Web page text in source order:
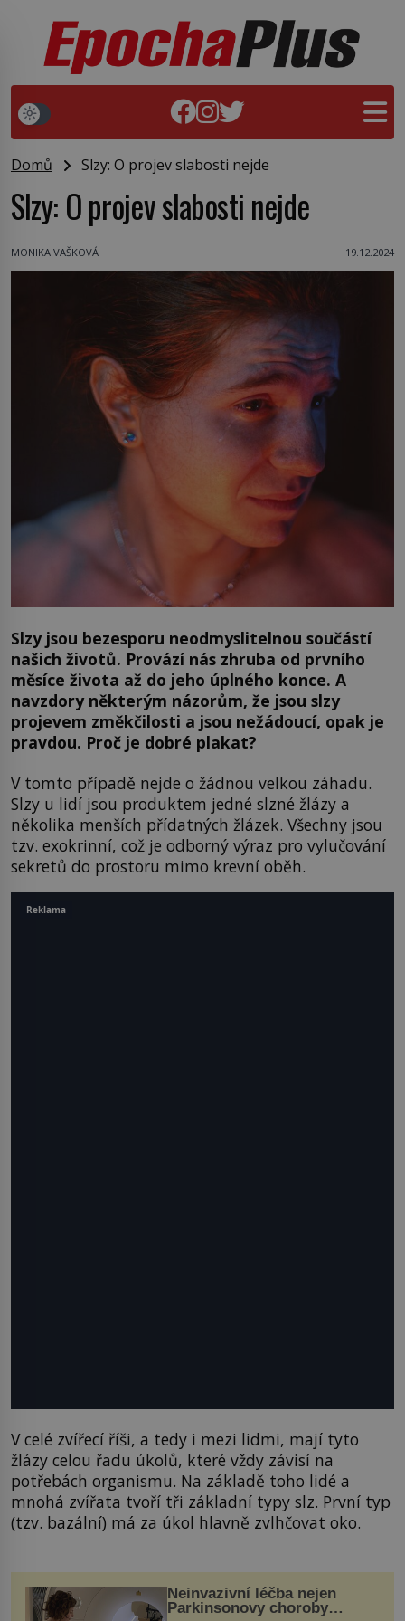
Domů Slzy: O projev slabosti nejde
Slzy: O projev slabosti nejde
MONIKA VAŠKOVÁ 19.12.2024
Slzy jsou bezesporu neodmyslitelnou součástí
našich životů. Provází nás zhruba od prvního
měsíce života až do jeho úplného konce. A
navzdory některým názorům, že jsou slzy
projevem změkčilosti a jsou nežádoucí, opak je
pravdou. Proč je dobré plakat?
V tomto případě nejde o žádnou velkou záhadu.
Slzy u lidí jsou produktem jedné slzné žlázy a
několika menších přídatných žlázek. Všechny jsou
tzv. exokrinní, což je odborný výraz pro vylučování
sekretů do prostoru mimo krevní oběh.
V celé zvířecí říši, a tedy i mezi lidmi, mají tyto
žlázy celou řadu úkolů, které vždy závisí na
potřebách organismu. Na základě toho lidé a
mnohá zvířata tvoří tři základní typy slz. První typ
(tzv. bazální) má za úkol hlavně zvlhčovat oko.
Neinvazivní léčba nejen
Parkinsonovy choroby
Reklama